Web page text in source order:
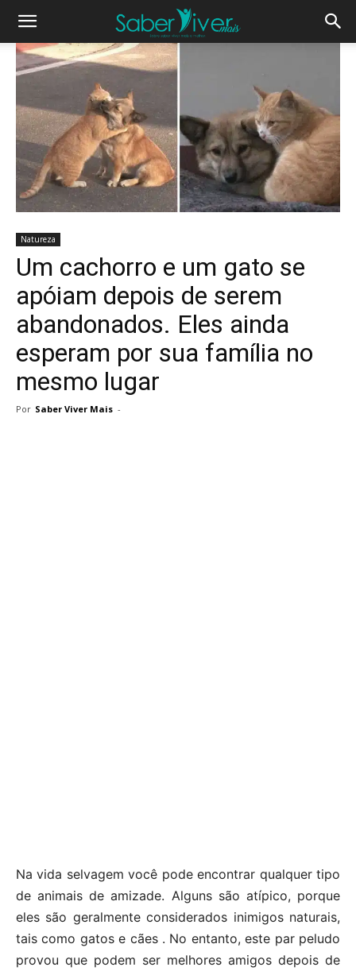
Natureza
Um cachorro e um gato se
apóiam depois de serem
abandonados. Eles ainda
esperam por sua família no
mesmo lugar
Por Saber Viver Mais -
Na vida selvagem você pode encontrar qualquer tipo
de animais de amizade. Alguns são atípico, porque
eles são geralmente considerados inimigos naturais,
tais como gatos e cães . No entanto, este par peludo
provou que podem ser melhores amigos depois de